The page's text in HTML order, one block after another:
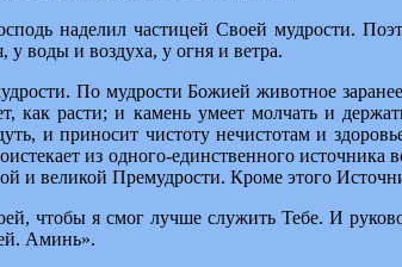
наделил частицей Своей мудрости.
воды и воздуха, у огня и ветра.
По мудрости Божией животное
как расти; и камень умеет молчать и
и приносит чистоту нечистотам и
из одного-единственного
и великой Премудрости. Кроме этого
чтобы я смог лучше служить Тебе. И
Аминь».